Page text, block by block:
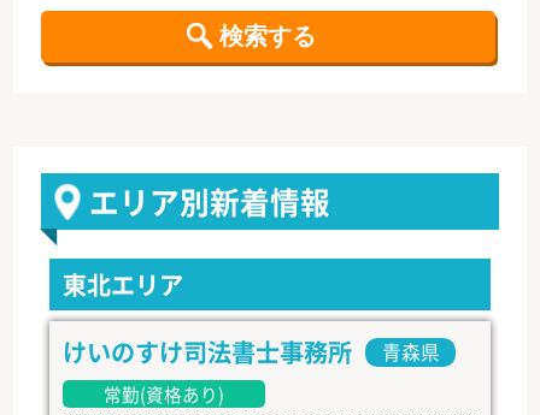
エリア別新着情報
東北エリア
けいのすけ司法書士事務所
青森県
常勤(資格あり)